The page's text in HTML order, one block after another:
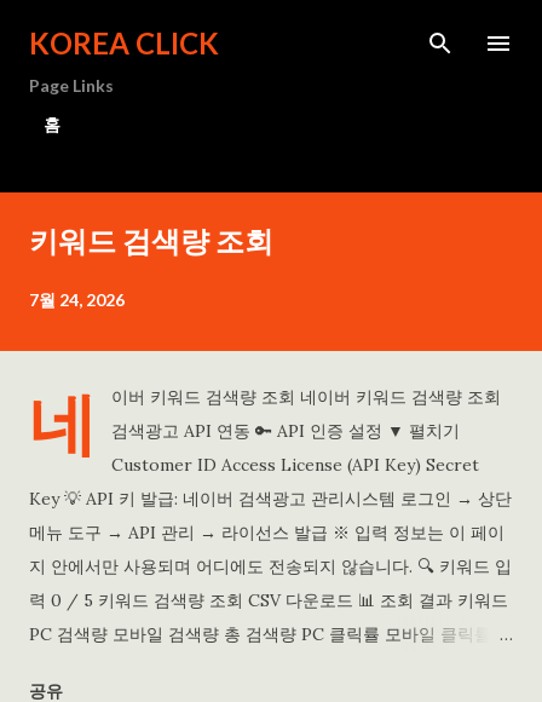
기본 콘텐츠로 건너뛰기
KOREA CLICK
Page Links
홈
키워드 검색량 조회
7월 24, 2026
네
이버 키워드 검색량 조회 네이버 키워드 검색량 조회
검색광고 API 연동 🔑 API 인증 설정 ▼ 펼치기
Customer ID Access License (API Key) Secret
Key 💡 API 키 발급: 네이버 검색광고 관리시스템 로그인 → 상단
메뉴 도구 → API 관리 → 라이선스 발급 ※ 입력 정보는 이 페이
지 안에서만 사용되며 어디에도 전송되지 않습니다. 🔍 키워드 입
력 0 / 5 키워드 검색량 조회 CSV 다운로드 📊 조회 결과 키워드
PC 검색량 모바일 검색량 총 검색량 PC 클릭률 모바일 클릭률
공유